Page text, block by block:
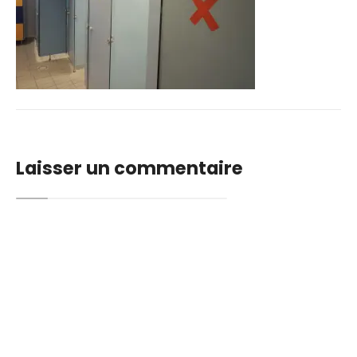
Laisser un commentaire